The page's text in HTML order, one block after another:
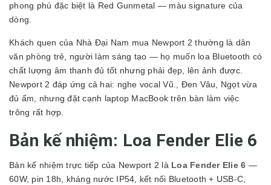
phong phú đặc biệt là Red Gunmetal — màu signature của
dòng.
Khách quen của Nhà Đại Nam mua Newport 2 thường là dân
văn phòng trẻ, người làm sáng tạo — họ muốn loa Bluetooth có
chất lượng âm thanh đủ tốt nhưng phải đẹp, lên ảnh được.
Newport 2 đáp ứng cả hai: nghe vocal Vũ., Đen Vâu, Ngọt vừa
đủ ấm, nhưng đặt cạnh laptop MacBook trên bàn làm việc
trông rất hợp.
Bản kế nhiệm: Loa Fender Elie 6
Bản kế nhiệm trực tiếp của Newport 2 là Loa Fender Elie 6 —
60W, pin 18h, kháng nước IP54, kết nối Bluetooth + USB-C,